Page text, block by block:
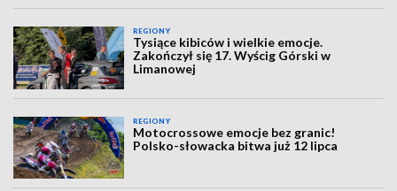
REGIONY
Tysiące kibiców i wielkie emocje.
Zakończył się 17. Wyścig Górski w
Limanowej
REGIONY
Motocrossowe emocje bez granic!
Polsko-słowacka bitwa już 12 lipca